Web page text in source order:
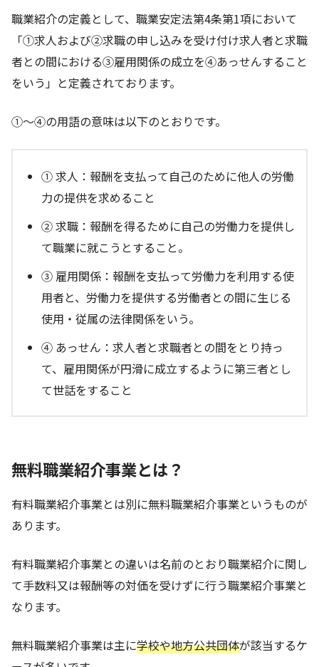
職業紹介の定義として、職業安定法第4条第1項において
「①求人および②求職の申し込みを受け付け求人者と求職
者との間における③雇用関係の成立を④あっせんすること
をいう」と定義されております。
①～④の用語の意味は以下のとおりです。
① 求人：報酬を支払って自己のために他人の労働
力の提供を求めること
② 求職：報酬を得るために自己の労働力を提供し
て職業に就こうとすること。
③ 雇用関係：報酬を支払って労働力を利用する使
用者と、労働力を提供する労働者との間に生じる
使用・従属の法律関係をいう。
④ あっせん：求人者と求職者との間をとり持っ
て、雇用関係が円滑に成立するように第三者とし
て世話をすること
無料職業紹介事業とは？
有料職業紹介事業とは別に無料職業紹介事業というものが
あります。
有料職業紹介事業との違いは名前のとおり職業紹介に関し
て手数料又は報酬等の対価を受けずに行う職業紹介事業と
なります。
無料職業紹介事業は主に学校や地方公共団体が該当するケ